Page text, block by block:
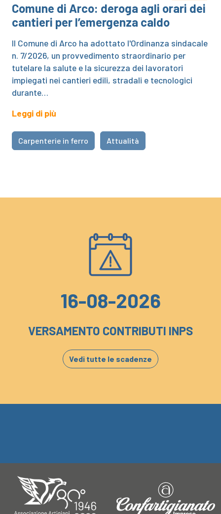
Comune di Arco: deroga agli orari dei
cantieri per l’emergenza caldo
Il Comune di Arco ha adottato l'Ordinanza sindacale
n. 7/2026, un provvedimento straordinario per
tutelare la salute e la sicurezza dei lavoratori
impiegati nei cantieri edili, stradali e tecnologici
durante…
Leggi di più
Carpenterie in ferro Attualità
16-08-2026
VERSAMENTO CONTRIBUTI INPS
Vedi tutte le scadenze